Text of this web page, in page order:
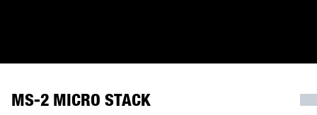
MS-2 MICRO STACK